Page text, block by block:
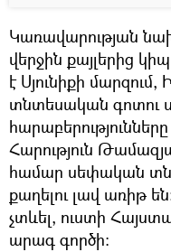
Կառավարության
վերջին քայլերից
է Սյունիքի
տնտեսական գոտու
Հարություն
համար սեփական
քաղելու լավ առիթ
չտևել, ուստի
արագ գործի: